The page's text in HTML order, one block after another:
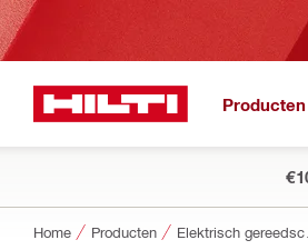
Producten
Home Producten